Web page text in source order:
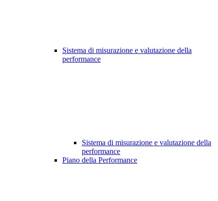
Sistema di misurazione e valutazione della
performance
Sistema di misurazione e valutazione della
performance
Piano della Performance